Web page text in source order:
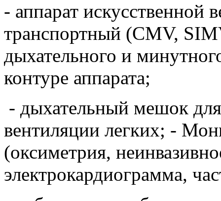
- аппарат искусственной
транспортный (CMV,
дыхательного и
контуре аппарата;
- дыхательный мешок
вентиляции легких; -
(оксиметрия,
электрокардиограмма,